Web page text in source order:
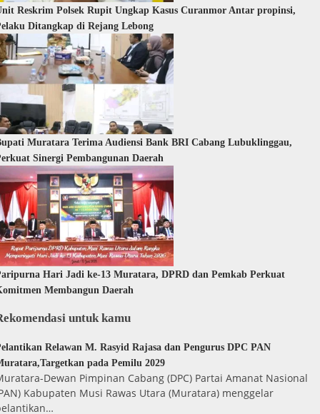
Reskrim Polsek Rupit Ungkap Kasus Curanmor Antar propinsi,
Ditangkap di Rejang Lebong
Muratara Terima Audiensi Bank BRI Cabang Lubuklinggau,
Sinergi Pembangunan Daerah
Hari Jadi ke-13 Muratara, DPRD dan Pemkab Perkuat
Membangun Daerah
untuk kamu
Relawan M. Rasyid Rajasa dan Pengurus DPC PAN
pada Pemilu 2029
Dewan Pimpinan Cabang (DPC) Partai Amanat Nasional
Kabupaten Musi Rawas Utara (Muratara) menggelar